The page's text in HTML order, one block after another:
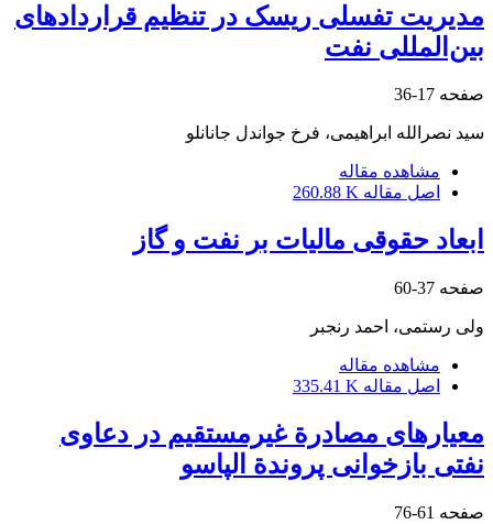
مدیریت تفسلی ریسک در تنظیم قراردادهای
بین‌المللی نفت
صفحه 17-36
سید نصرالله ابراهیمی، فرخ جواندل جانانلو
مشاهده مقاله
اصل مقاله 260.88 K
ابعاد حقوقی مالیات بر نفت و گاز
صفحه 37-60
ولی رستمی، احمد رنجبر
مشاهده مقاله
اصل مقاله 335.41 K
معیار‌های مصادرة غیرمستقیم در دعاوی
نفتی بازخوانی پروندة الپاسو
صفحه 61-76